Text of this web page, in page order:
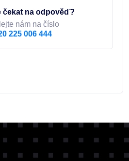
čekat na odpověď?
nám na číslo
225 006 444